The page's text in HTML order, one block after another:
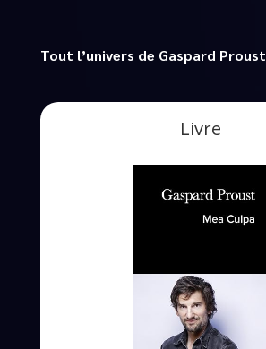
Tout l’univers de Gaspard Proust
Livre